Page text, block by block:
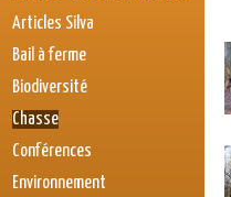
Articles Silva
Bail à ferme
Biodiversité
Chasse
Conférences
Environnement